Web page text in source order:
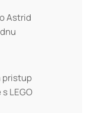
Astrid
pristup
LEGO